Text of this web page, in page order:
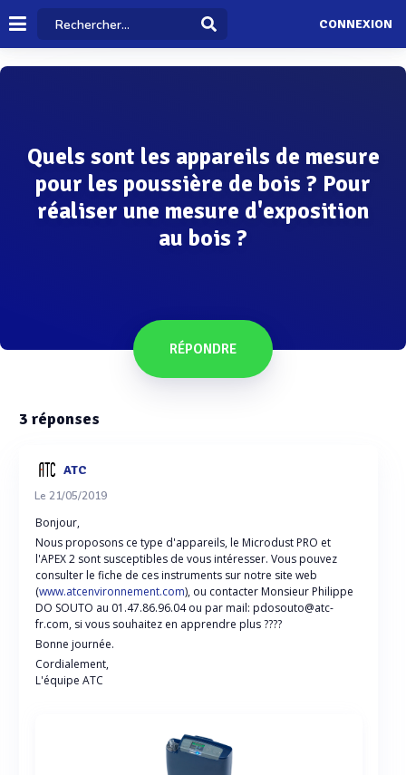
CONNEXION
Quels sont les appareils de mesure
pour les poussière de bois ? Pour
réaliser une mesure d'exposition
au bois ?
RÉPONDRE
3 réponses
ATC
Le 21/05/2019
Bonjour,
Nous proposons ce type d'appareils, le Microdust PRO et
l'APEX 2 sont susceptibles de vous intéresser. Vous pouvez
consulter le fiche de ces instruments sur notre site web
(www.atcenvironnement.com), ou contacter Monsieur Philippe
DO SOUTO au 01.47.86.96.04 ou par mail: pdosouto@atc-
fr.com, si vous souhaitez en apprendre plus ????
Bonne journée.
Cordialement,
L'équipe ATC